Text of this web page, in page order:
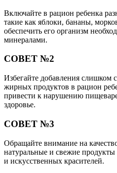
Включайте в рацион ребенка
такие как яблоки, бананы,
обеспечить его организм
минералами.
СОВЕТ №2
Избегайте добавления слишком
жирных продуктов в рацион
привести к нарушению
здоровье.
СОВЕТ №3
Обращайте внимание на
натуральные и свежие продукты
и искусственных красителей.